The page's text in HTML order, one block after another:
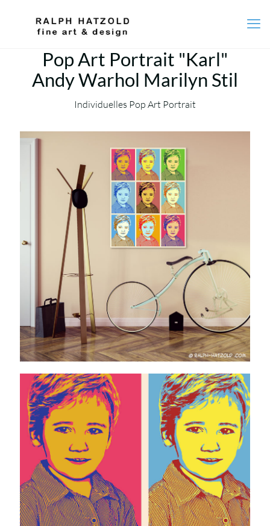
Pop Art Portrait "Karl"
Andy Warhol Marilyn Stil
Individuelles Pop Art Portrait